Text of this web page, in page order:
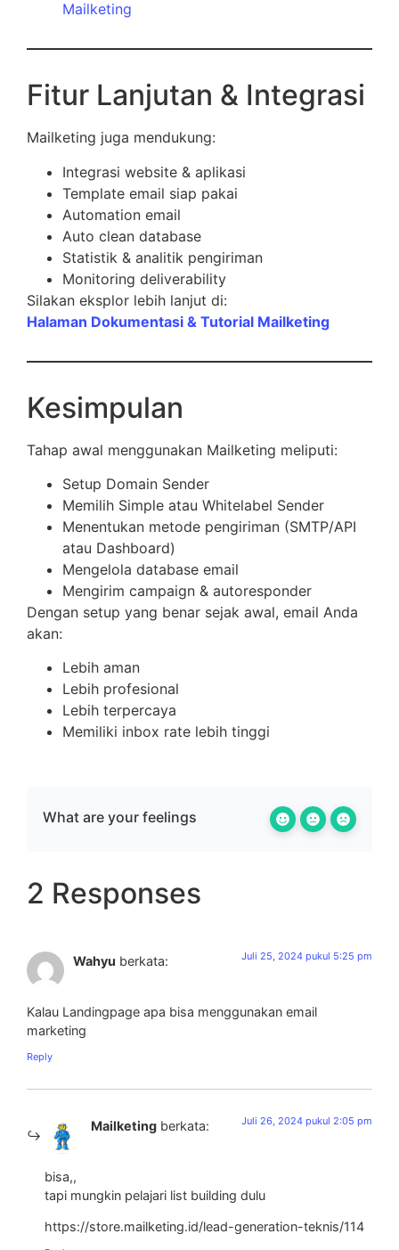
Mailketing
Fitur Lanjutan & Integrasi
Mailketing juga mendukung:
Integrasi website & aplikasi
Template email siap pakai
Automation email
Auto clean database
Statistik & analitik pengiriman
Monitoring deliverability
Silakan eksplor lebih lanjut di:
Halaman Dokumentasi & Tutorial Mailketing
Kesimpulan
Tahap awal menggunakan Mailketing meliputi:
Setup Domain Sender
Memilih Simple atau Whitelabel Sender
Menentukan metode pengiriman (SMTP/API
atau Dashboard)
Mengelola database email
Mengirim campaign & autoresponder
Dengan setup yang benar sejak awal, email Anda
akan:
Lebih aman
Lebih profesional
Lebih terpercaya
Memiliki inbox rate lebih tinggi
What are your feelings
2 Responses
Wahyu berkata: Juli 25, 2024 pukul 5:25 pm
Kalau Landingpage apa bisa menggunakan email
marketing
Reply
Mailketing berkata: Juli 26, 2024 pukul 2:05 pm
bisa,,
tapi mungkin pelajari list building dulu
https://store.mailketing.id/lead-generation-teknis/114